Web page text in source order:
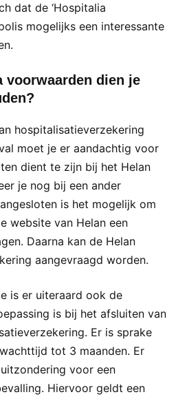
dat de ‘Hospitalia
mogelijks een interessante
voorwaarden dien je
hospitalisatieverzekering
moet je er aandachtig voor
dient te zijn bij het Helan
je nog bij een ander
is het mogelijk om
website van Helan een
Daarna kan de Helan
aangevraagd worden.
is er uiteraard ook de
is bij het afsluiten van
Er is sprake
tot 3 maanden. Er
voor een
Hiervoor geldt een